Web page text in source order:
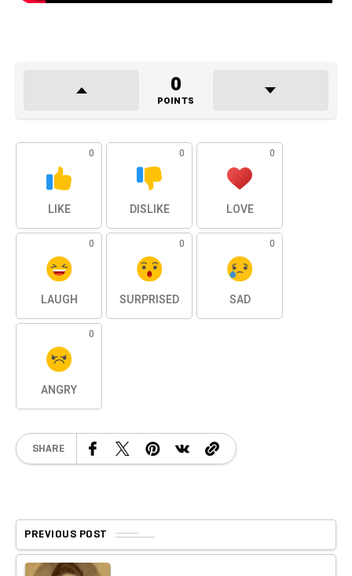
0
POINTS
0
LIKE
0
DISLIKE
0
LOVE
0
LAUGH
0
SURPRISED
0
SAD
0
ANGRY
SHARE
PREVIOUS POST